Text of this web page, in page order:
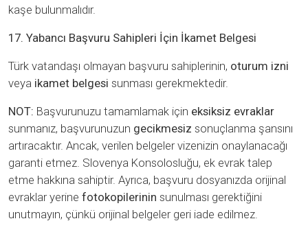
kaşe bulunmalıdır.
17. Yabancı Başvuru Sahipleri İçin İkamet Belgesi
Türk vatandaşı olmayan başvuru sahiplerinin, oturum izni
veya ikamet belgesi sunması gerekmektedir.
NOT: Başvurunuzu tamamlamak için eksiksiz evraklar
sunmanız, başvurunuzun gecikmesiz sonuçlanma şansını
artıracaktır. Ancak, verilen belgeler vizenizin onaylanacağı
garanti etmez. Slovenya Konsolosluğu, ek evrak talep
etme hakkına sahiptir. Ayrıca, başvuru dosyanızda orijinal
evraklar yerine fotokopilerinin sunulması gerektiğini
unutmayın, çünkü orijinal belgeler geri iade edilmez.